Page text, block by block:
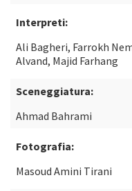
Interpreti:
Ali Bagheri, Farrokh
Alvand, Majid Farhang
Sceneggiatura:
Ahmad Bahrami
Fotografia:
Masoud Amini Tirani